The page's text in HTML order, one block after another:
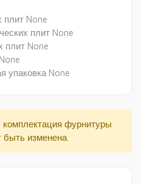
плит None
плит None
плит None
упаковка None
фурнитуры
изменена.